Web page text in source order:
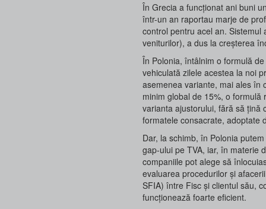
În Grecia a funcționat ani buni
într-un an raportau marje de
control pentru acel an.
veniturilor), a dus la creșterea
În Polonia, întâlnim o formulă
vehiculată zilele acestea la noi
asemenea variante, mai ales în
minim global de 15%, o
varianta ajustorului, fără să țină
formatele consacrate,
Dar, la schimb, în Polonia
gap-ului pe TVA, iar, în materie
companiile pot alege să
evaluarea procedurilor și
SFIA) între Fisc și clientul său,
funcționează foarte eficient.